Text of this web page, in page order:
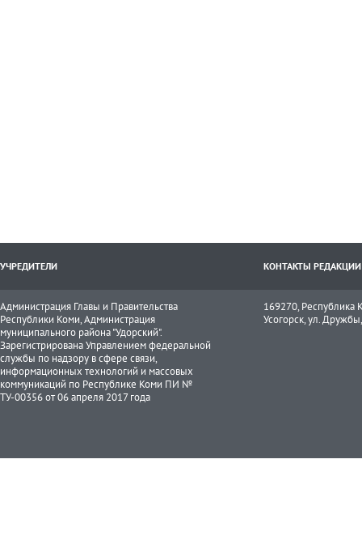
УЧРЕДИТЕЛИ КОНТАКТЫ РЕДАКЦИИ
Администрация Главы и Правительства
Республики Коми, Администрация
муниципального района "Удорский".
Зарегистрирована Управлением федеральной
службы по надзору в сфере связи,
информационных технологий и массовых
коммуникаций по Республике Коми ПИ №
ТУ-00356 от 06 апреля 2017 года
169270, Республика
Усогорск, ул.